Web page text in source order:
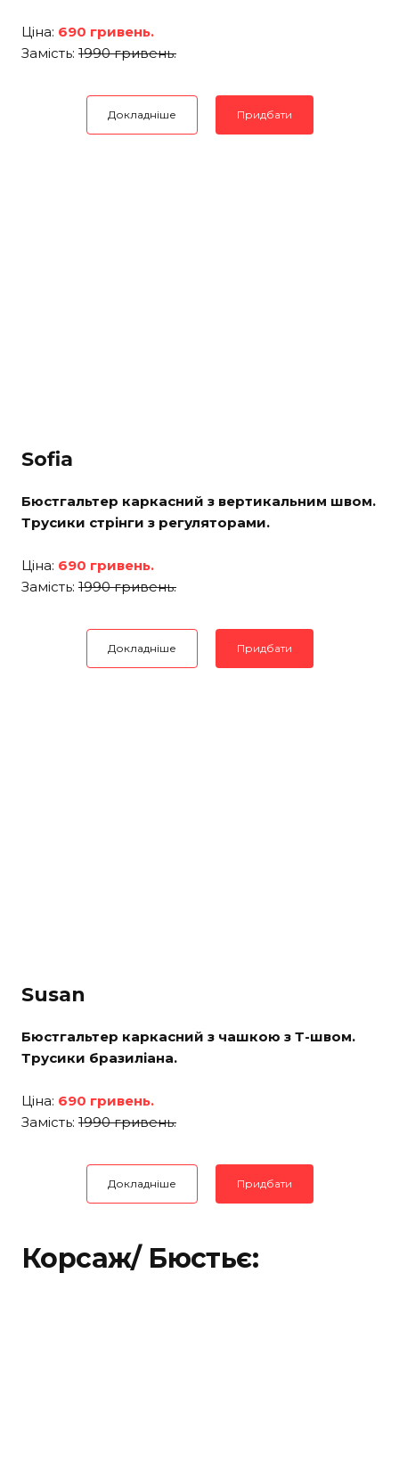
Ціна: 690 гривень.
Замість: 1990 гривень.
Докладніше Придбати
Sofia
Бюстгальтер каркасний з вертикальним швом.
Трусики стрінги з регуляторами.
Ціна: 690 гривень.
Замість: 1990 гривень.
Докладніше Придбати
Susan
Бюстгальтер каркасний з чашкою з Т-швом.
Трусики бразиліана.
Ціна: 690 гривень.
Замість: 1990 гривень.
Докладніше Придбати
Корсаж/ Бюстьє: